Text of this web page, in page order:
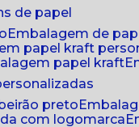
de papel
embalagem de
papel kraft
papel kraft
preto
com logomarca